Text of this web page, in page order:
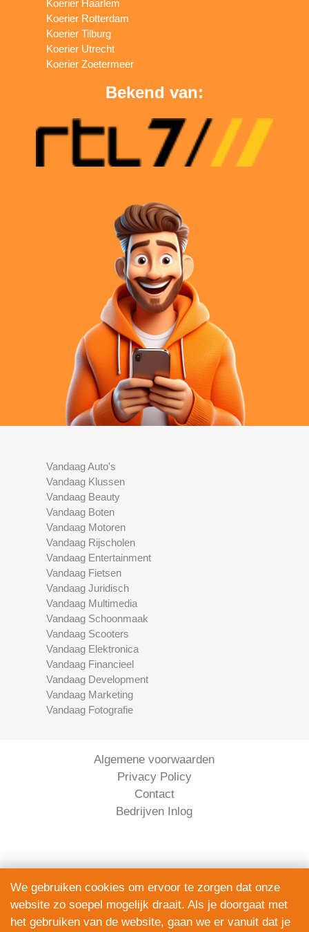
Koerier Haarlem
Koerier Rotterdam
Koerier Tilburg
Koerier Utrecht
Koerier Zoetermeer
Bekend van:
Vandaag Auto's
Vandaag Klussen
Vandaag Beauty
Vandaag Boten
Vandaag Motoren
Vandaag Rijscholen
Vandaag Entertainment
Vandaag Fietsen
Vandaag Juridisch
Vandaag Multimedia
Vandaag Schoonmaak
Vandaag Scooters
Vandaag Elektronica
Vandaag Financieel
Vandaag Development
Vandaag Marketing
Vandaag Fotografie
Algemene voorwaarden
Privacy Policy
Contact
Bedrijven Inlog
Serviceright Koeriers is onderdeel van
The Right Service B.V. | KVK 90914872
We gebruiken cookies om ervoor te zorgen dat onze
website zo soepel mogelijk draait. Als je doorgaat met
het gebruiken van de website, gaan we er vanuit dat je